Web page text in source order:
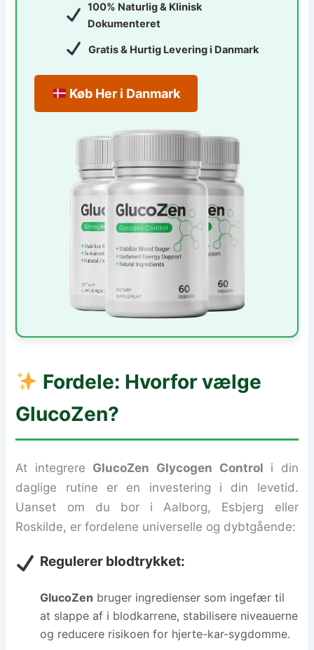
100% Naturlig & Klinisk
Dokumenteret
Gratis & Hurtig Levering i Danmark
Køb Her i Danmark
Fordele: Hvorfor vælge
GlucoZen?
At integrere GlucoZen Glycogen Control i din
daglige rutine er en investering i din levetid.
Uanset om du bor i Aalborg, Esbjerg eller
Roskilde, er fordelene universelle og dybtgående:
Regulerer blodtrykket:
GlucoZen bruger ingredienser som ingefær til
at slappe af i blodkarrene, stabilisere niveauerne
og reducere risikoen for hjerte-kar-sygdomme.